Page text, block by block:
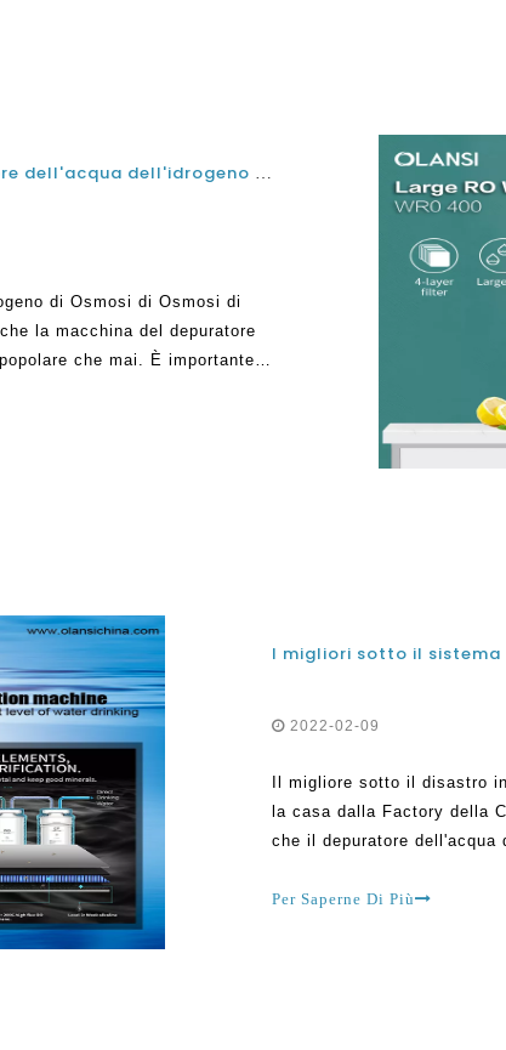
L'osmosi inversa è la macchina per depuratore dell'acqua dell'idrogeno alcalino al sicuro?
di Osmosi di Osmosi di
la macchina del depuratore
che mai. È importante
2022-02-09
Il migliore sotto il disastro
la casa dalla Factory della
che il depuratore
D
Per Saperne Di Più